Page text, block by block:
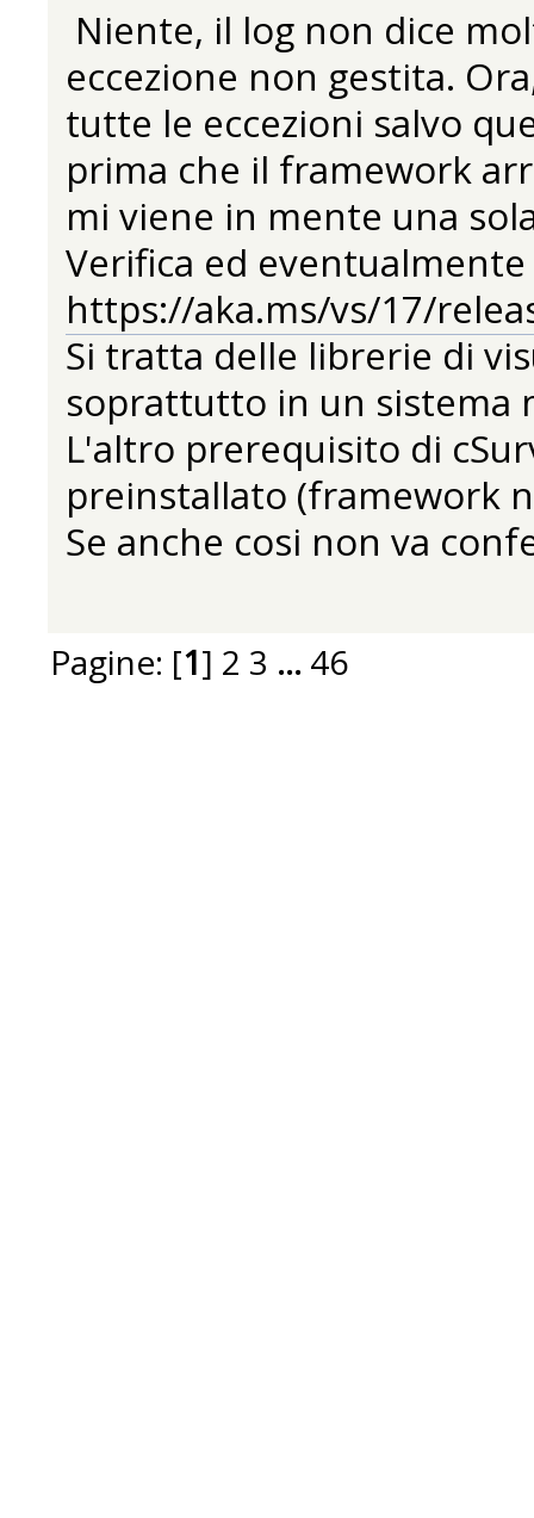
Niente, il log non dice
eccezione non gestita.
tutte le eccezioni salvo
prima che il framework
mi viene in mente una
Verifica ed
https://aka.ms/vs/17/
Si tratta delle librerie di
soprattutto in un sistema
L'altro prerequisito di
preinstallato (framework
Se anche cosi non va
Pagine: [1] 2 3 ... 46